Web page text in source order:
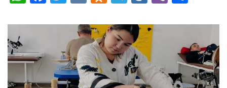
at
s
A
p
c
b
o
tt
er
n
o
kl
a
e
gr
a
m
.R
u
er п
р
а
в